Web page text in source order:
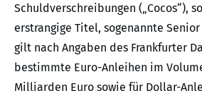
Schuldverschreibungen („Cocos“),
erstrangige Titel, sogenannte
gilt nach Angaben des Frankfurter
bestimmte Euro-Anleihen im
Milliarden Euro sowie für Dollar-